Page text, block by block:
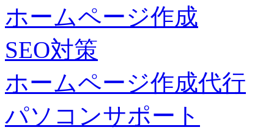
ホームページ作成
SEO対策
ホームページ作成代行
パソコンサポート